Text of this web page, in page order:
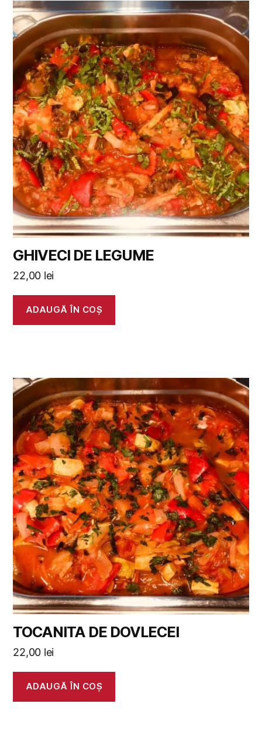
GHIVECI DE LEGUME
22,00 lei
ADAUGĂ ÎN COȘ
TOCANITA DE DOVLECEI
22,00 lei
ADAUGĂ ÎN COȘ